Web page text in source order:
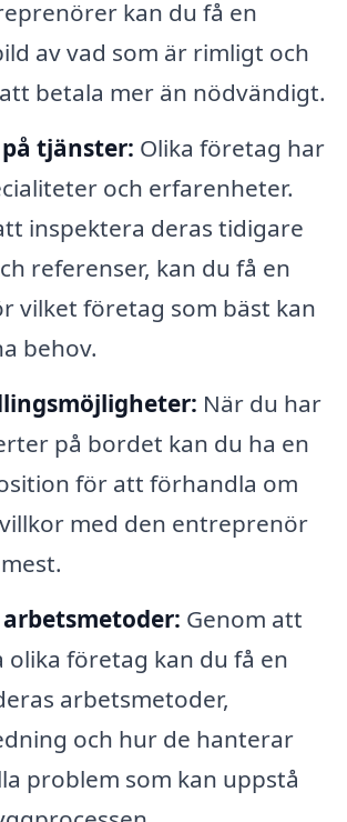
kan du få en
av vad som är rimligt och
betala mer än nödvändigt.
tjänster: Olika företag har
och erfarenheter.
inspektera deras tidigare
referenser, kan du få en
vilket företag som bäst kan
behov.
När du har
på bordet kan du ha en
för att förhandla om
med den entreprenör
Genom att
olika företag kan du få en
arbetsmetoder,
och hur de hanterar
problem som kan uppstå